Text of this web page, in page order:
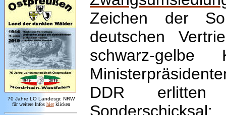
70 Jahre LO Landesgr. NRW
für weitere Infos hier klicken
Zeichen der
deutschen
schwarz-
DDR erlitten